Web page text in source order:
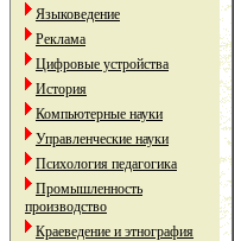
Языковедение
Реклама
Цифровые устройства
История
Компьютерные науки
Управленческие науки
Психология педагогика
Промышленность
производство
Краеведение и этнография